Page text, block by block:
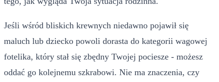
Jeśli wśród bliskich krewnych niedawno pojawił się
maluch lub dziecko powoli dorasta do kategorii wagowej
fotelika, który stał się zbędny Twojej pociesze - możesz
oddać go kolejnemu szkrabowi. Nie ma znaczenia, czy